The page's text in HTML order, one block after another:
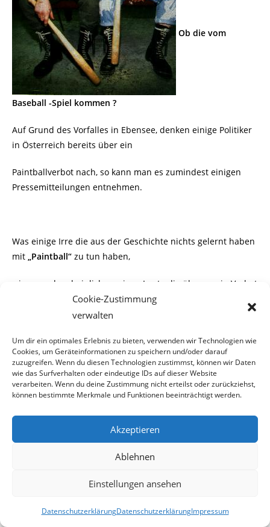
Cookie-Zustimmung
verwalten
Um dir ein optimales Erlebnis zu bieten, verwenden wir Technologien wie
Cookies, um Geräteinformationen zu speichern und/oder darauf
zuzugreifen. Wenn du diesen Technologien zustimmst, können wir Daten
wie das Surfverhalten oder eindeutige IDs auf dieser Website
verarbeiten. Wenn du deine Zustimmung nicht erteilst oder zurückziehst,
können bestimmte Merkmale und Funktionen beeinträchtigt werden.
Akzeptieren
Ablehnen
Einstellungen ansehen
DatenschutzerklärungDatenschutzerklärungImpressum
Ob die vom
Baseball -Spiel kommen ?
Auf Grund des Vorfalles in Ebensee, denken einige Politiker
in Österreich bereits über ein
Paintballverbot nach, so kann man es zumindest einigen
Pressemitteilungen entnehmen.
Was einige Irre die aus der Geschichte nichts gelernt haben
mit „Paintball“ zu tun haben,
wissen wahrscheinlich nur jene Leute die über so ein Verbot
Als nächstes wird man wahrscheinlich Kampfsportverbote
erwägen, obwohl diese sogar
olympische Disziplinen sind.
Zum Schluss kann es sogar den Schiessbudenbetreibern im
Prater passieren, dass sie dicht
auf den Boden der Realität zurück
kehren.